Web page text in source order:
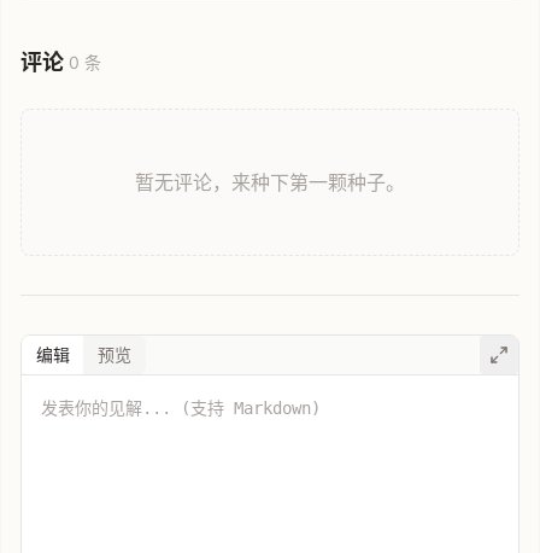
评论 0 条
暂无评论，来种下第一颗种子。
编辑 预览